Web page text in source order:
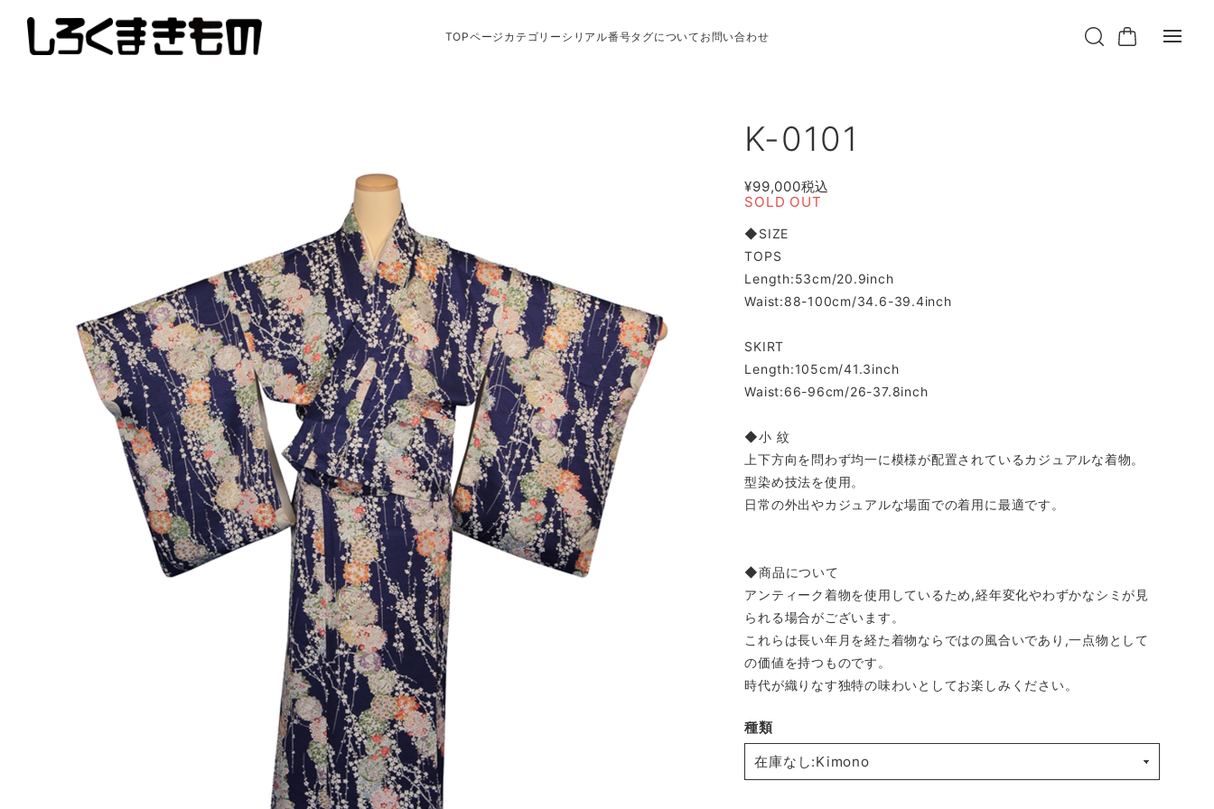
TOPページ カテゴリー シリアル番号タグについて お問い合わせ
K-0101
¥99,000税込
SOLD OUT
◆SIZE
TOPS
Length:53cm/20.9inch
Waist:88-100cm/34.6-39.4inch
SKIRT
Length:105cm/41.3inch
Waist:66-96cm/26-37.8inch
◆小 紋
上下方向を問わず均一に模様が配置されているカジュアルな着物。
型染め技法を使用。
日常の外出やカジュアルな場面での着用に最適です。
◆商品について
アンティーク着物を使用しているため,経年変化やわずかなシミが見
られる場合がございます。
これらは長い年月を経た着物ならではの風合いであり,一点物として
の価値を持つものです。
時代が織りなす独特の味わいとしてお楽しみください。
種類